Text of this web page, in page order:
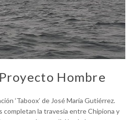
Hombre
‘Taboox’ de José María Gutiérrez.
completan la travesía entre Chipiona y